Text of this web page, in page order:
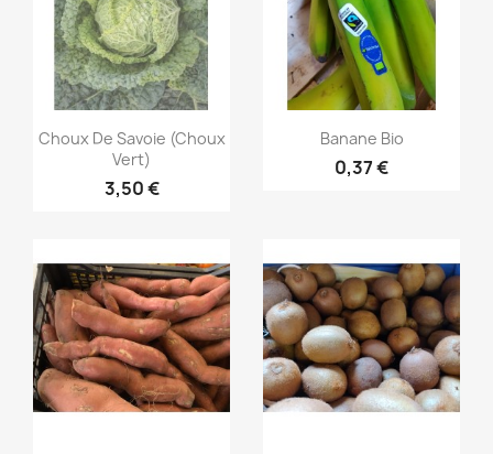
Aperçu rapide
Choux De Savoie (choux
Vert)
3,50 €
Aperçu rapide
Banane Bio
0,37 €